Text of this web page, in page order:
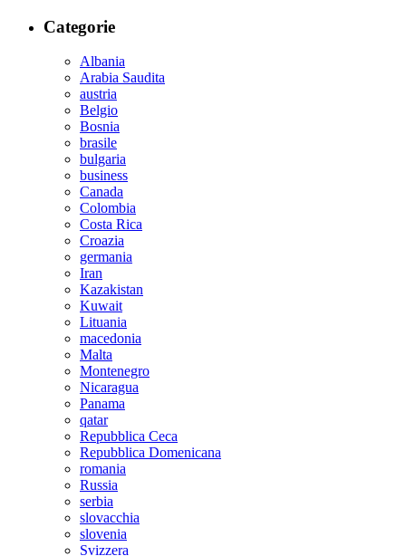
Categorie
Albania
Arabia Saudita
austria
Belgio
Bosnia
brasile
bulgaria
business
Canada
Colombia
Costa Rica
Croazia
germania
Iran
Kazakistan
Kuwait
Lituania
macedonia
Malta
Montenegro
Nicaragua
Panama
qatar
Repubblica Ceca
Repubblica Domenicana
romania
Russia
serbia
slovacchia
slovenia
Svizzera